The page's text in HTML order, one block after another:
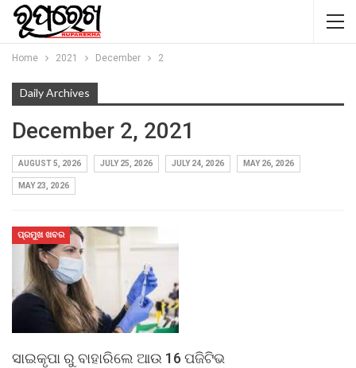
Home 2021 December 2
Daily Archives
December 2, 2021
AUGUST 5, 2026 JULY 25, 2026 JULY 24, 2026 MAY 26, 2026
MAY 23, 2026
ପ୍ରମୁଖ ଖବର
ସାଇକୃପା ରୁ ବାହାରିଲେ ଆଉ 16 ପଜିଟିଭ